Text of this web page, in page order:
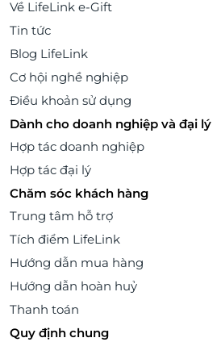
Về LifeLink e-Gift
Tin tức
Blog LifeLink
Cơ hội nghề nghiệp
Điều khoản sử dụng
Dành cho doanh nghiệp và đại lý
Hợp tác doanh nghiệp
Hợp tác đại lý
Chăm sóc khách hàng
Trung tâm hỗ trợ
Tích điểm LifeLink
Hướng dẫn mua hàng
Hướng dẫn hoàn huỷ
Thanh toán
Quy định chung